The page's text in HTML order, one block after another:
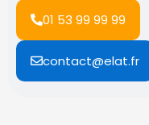
01 53 99 99 99
contact@elat.fr